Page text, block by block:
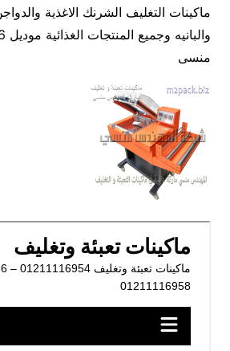
ماكينات التغليف الشرنك الاغذية
منسى